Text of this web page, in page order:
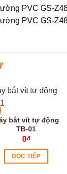
bắt vít tự động
TB-01
0₫
ĐỌC TIẾP